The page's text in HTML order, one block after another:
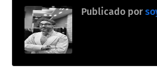
Publicado por